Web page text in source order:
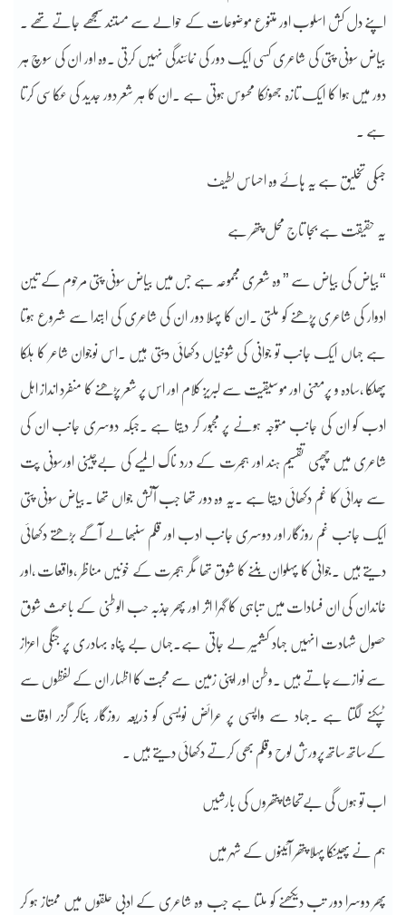
اپنے دل کش اسلوب اور متنوع موضوعات کے حوالے سے مستند سمجھے جاتے تھے ۔
بیاض سونی پتی کی شاعری کسی ایک دور کی نمائندگی نہیں کرتی ۔وہ اور ان کی سوچ ہر
دور میں ہوا کا ایک تازہ جھونکا محسوس ہوتی ہے ۔ان کا ہر شعر دور جدید کی عکاسی کرتا
ہے ۔
جسکی تخلیق ہے یہ ہاۓ وہ احساس لطیف
یہ حقیقت ہے بجا تاج محل پتھر ہے
“بیاض کی بیاض سے ” وہ شعری مجموعہ ہے جس میں بیاض سونی پتی مرحوم کے تین
ادوار کی شاعری پڑھنے کو ملتی ۔ان کا پہلا دور ان کی شاعری کی ابتدا سے شروع ہوتا
ہے جہاں ایک جانب تو جوانی کی شوخیاں دکھائی دیتی ہیں ۔اس نوجوان شاعر کا ہلکا
پھلکا ،سادہ و پرمعنی اور موسیقیت سے لبریز کلام اور اس پر شعر پڑھنے کا منفرد انداز اہل
ادب کو ان کی جانب متوجہ ہونے پر مجبور کر دیتا ہے ۔جبکہ دوسری جانب ان کی
شاعری میں چھپی تقسیم ہند اور ہجرت کے درد ناک المیے کی بےچینی اورسونی پت
سے جدائی کا غم دکھائی دیتا ہے ۔یہ وہ دور تھا جب آتش جواں تھا ۔بیاض سونی پتی
ایک جانب غم روزگار اور دوسری جانب ادب اور قلم سنبھالے آگے بڑھتے دکھائی
دیتے ہیں ۔جوانی کا پہلوان بننے کا شوق تھا مگر ہجرت کے خونیں مناظر ،واقعات ،اور
خاندان کی ان فسادات میں تباہی کا گہرا اثر اور پھر جذبہ حب الوطنی کے باعث شوق
حصول شہادت انہیں جہاد کشمیر لے جاتی ہے۔جہاں بے پناہ بہادری پر جنگی اعزاز
سے نوازے جاتے ہیں ۔وطن اور اپنی زمین سے محبت کا اظہار ان کے لفظوں سے
ٹپکنے لگتا ہے ۔جہاد سے واپسی پر عرائض نویسی کو ذریعہ روزگار بناکر گزر اوقات
کےساتھ ساتھ پرورش لوح وقلم بھی کرتے دکھائی دیتے ہیں ۔
اب تو ہوں گی بےتحاشا پتھروں کی بارشیں
ہم نے پھینکا پہلا پتھر آئینوں کے شہر میں
پھر دوسرا دور تب دیکھنے کو ملتا ہے جب وہ شاعری کے ادبی حلقوں میں ممتاز ہو کر